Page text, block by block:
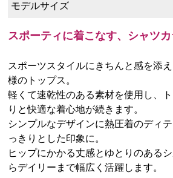
モデルサイズ
スポーティに着こなす、シャツ
スポーツスタイルにきちんと感を添
様のトップス。
軽くて速乾性のある素材を使用し、
りと快適な着心地が続きます。
シンプルなデザインに熱圧着のディ
っきりとした印象に。
ヒップにかかる丈感とゆとりのある
らデイリーまで幅広く活躍します。